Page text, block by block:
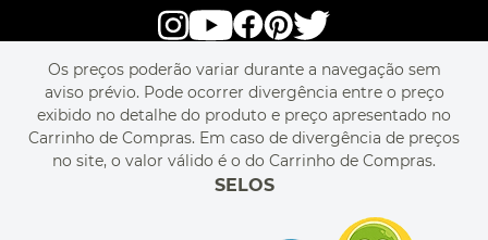
POLÍTICA DE PRIVACIDADE
PERGUNTAS FREQUENTES
MEU CADASTRO
MEU PEDIDO
CUPONS DE DESCONTO
RASTREIE O SEU PEDIDO
MAPA DO SITE
SEJA REVENDEDOR
LIVELO
alô alô IMG
Os preços poderão variar durante a navegação sem
aviso prévio. Pode ocorrer divergência entre o preço
exibido no detalhe do produto e preço apresentado no
Carrinho de Compras. Em caso de divergência de preços
no site, o valor válido é o do Carrinho de Compras.
SELOS